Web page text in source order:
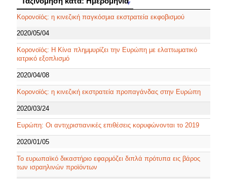
Κορονοϊός: η κινεζική παγκόσμια εκστρατεία εκφοβισμού
2020/05/04
Κορονοϊός: Η Κίνα πλημμυρίζει την Ευρώπη με ελαττωματικό
ιατρικό εξοπλισμό
2020/04/08
Κορονοϊός: η κινεζική εκστρατεία προπαγάνδας στην Ευρώπη
2020/03/24
Ευρώπη: Οι αντιχριστιανικές επιθέσεις κορυφώνονται το 2019
2020/01/05
Το ευρωπαϊκό δικαστήριο εφαρμόζει διπλά πρότυπα εις βάρος
των ισραηλινών προϊόντων